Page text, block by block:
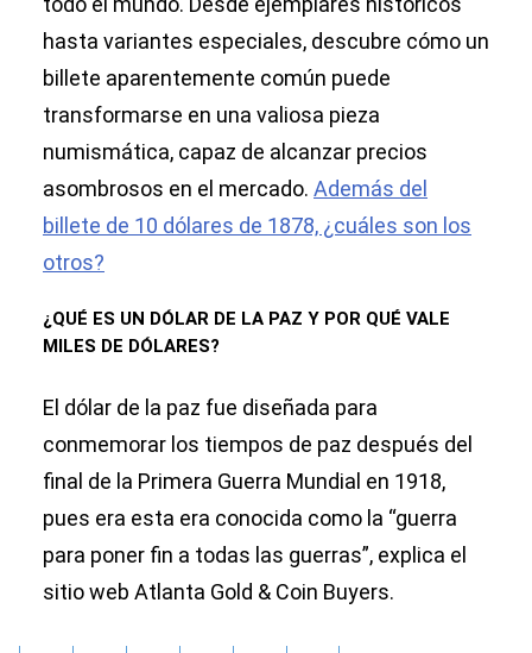
hasta variantes especiales, descubre cómo un
billete aparentemente común puede
transformarse en una valiosa pieza
numismática, capaz de alcanzar precios
asombrosos en el mercado. Además del
billete de 10 dólares de 1878, ¿cuáles son los
otros?
¿QUÉ ES UN DÓLAR DE LA PAZ Y POR QUÉ VALE
MILES DE DÓLARES?
El dólar de la paz fue diseñada para
conmemorar los tiempos de paz después del
final de la Primera Guerra Mundial en 1918,
pues era esta era conocida como la “guerra
para poner fin a todas las guerras”, explica el
sitio web Atlanta Gold & Coin Buyers.